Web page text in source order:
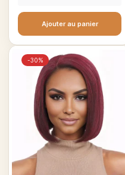
Ajouter au panier
-30%